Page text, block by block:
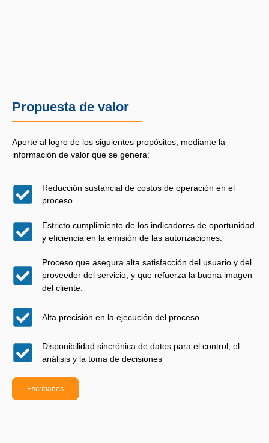
Propuesta de valor
Aporte al logro de los siguientes propósitos, mediante la
información de valor que se genera:
Reducción sustancial de costos de operación en el
proceso
Estricto cumplimiento de los indicadores de oportunidad
y eficiencia en la emisión de las autorizaciones.
Proceso que asegura alta satisfacción del usuario y del
proveedor del servicio, y que refuerza la buena imagen
del cliente.
Alta precisión en la ejecución del proceso
Disponibilidad sincrónica de datos para el control, el
análisis y la toma de decisiones
Escríbanos